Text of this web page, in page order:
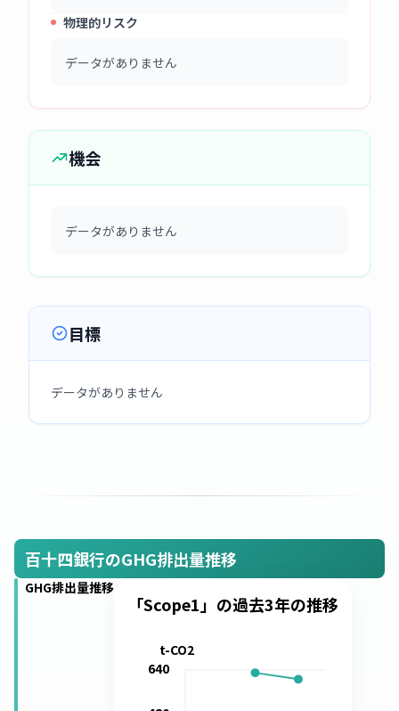
物理的リスク
データがありません
機会
データがありません
目標
データがありません
百十四銀行のGHG排出量推移
GHG排出量推移
「Scope1」の過去3年の推移
640
t-CO2